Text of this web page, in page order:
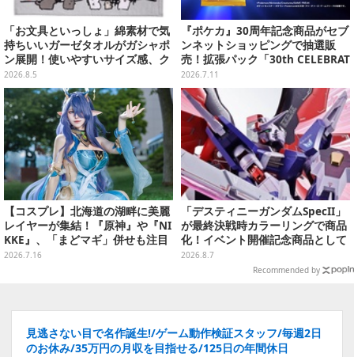
「お文具といっしょ」綿素材で気
持ちいいガーゼタオルがガシャポ
ン展開！使いやすいサイズ感、ク
ールな和柄や可愛らしいお寿司な
ど全4種
2026.8.5
『ポケカ』30周年記念商品がセブ
ンネットショッピングで抽選販
売！拡張パック「30th CELEBRAT
ION」と「エーフィ・ブラッキー
セット」が対象
2026.7.11
【コスプレ】北海道の湖畔に美麗
レイヤーが集結！『原神』や『NI
KKE』、「まどマギ」併せも注目
の美女たち11選【写真51枚】
2026.7.16
「デスティニーガンダムSpecII」
が最終決戦時カラーリングで商品
化！イベント開催記念商品として
METAL ROBOT魂に新登場
2026.8.7
Recommended by
見逃さない目で名作誕生!/ゲーム動作検証スタッフ/毎週2日
のお休み/35万円の月収を目指せる/125日の年間休日